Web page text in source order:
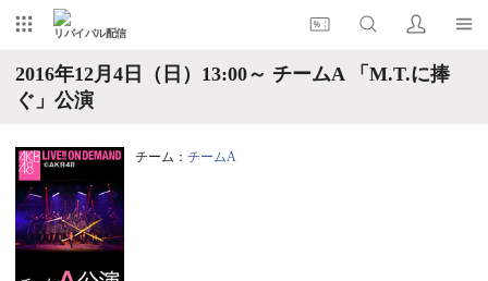
リバイバル配信
2016年12月4日（日）13:00～ チームA 「M.T.に捧
ぐ」公演
チーム： チームA